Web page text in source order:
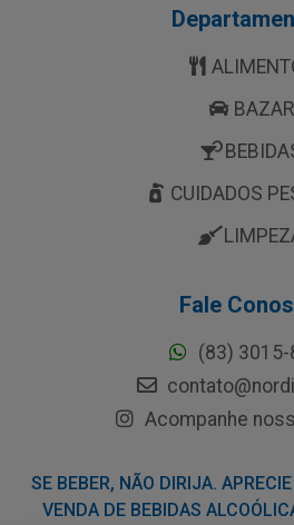
BAZAR
CUIDADOS
Fale
(83) 3015-
Acompanhe
SE BEBER, NÃO DIRIJA.
VENDA DE BEBIDAS